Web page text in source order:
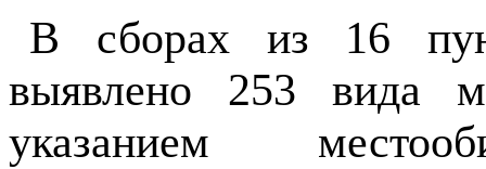
В сборах из 16
выявлено 253 вида
указанием